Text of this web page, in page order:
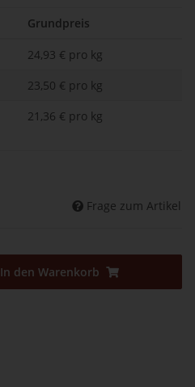
Grundpreis
24,93 € pro kg
23,50 € pro kg
21,36 € pro kg
Frage zum Artikel
In den Warenkorb